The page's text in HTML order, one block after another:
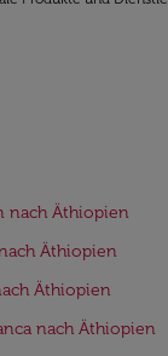
nach Äthiopien
Äthiopien
Äthiopien
nach Äthiopien